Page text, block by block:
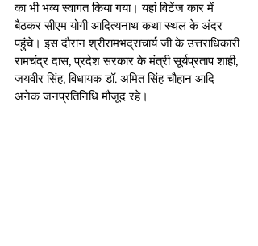
का भी भव्य स्वागत किया गया। यहां विटेंज कार में
बैठकर सीएम योगी आदित्यनाथ कथा स्थल के अंदर
पहुंचे। इस दौरान श्रीरामभद्राचार्य जी के उत्तराधिकारी
रामचंद्र दास, प्रदेश सरकार के मंत्री सूर्यप्रताप शाही,
जयवीर सिंह, विधायक डॉ. अमित सिंह चौहान आदि
अनेक जनप्रतिनिधि मौजूद रहे।